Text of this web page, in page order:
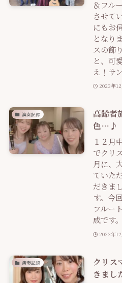
＆フル
させて
にもお
となり
スの飾
と、可
え！サ
2023年
演奏記録
高齢者
色…♪
１２月
でクリ
月に、
ていた
だきま
す。今
フルー
成です
2023年
演奏記録
クリス
きまし